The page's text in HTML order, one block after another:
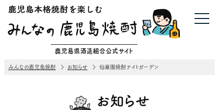
鹿児島県酒造組合公式サイト
みんなの鹿児島焼酎 お知らせ 仙巌園焼酎ナイトガーデン
お知らせ